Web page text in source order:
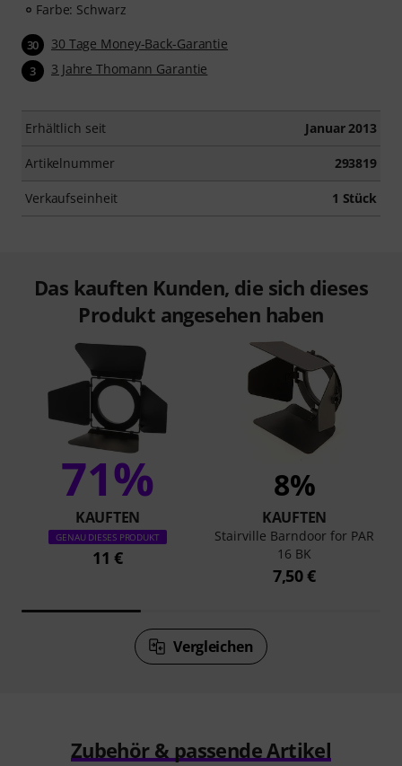
Farbe: Schwarz
30 30 Tage Money-Back-Garantie
3 3 Jahre Thomann Garantie
Erhältlich seit Januar 2013
Artikelnummer 293819
Verkaufseinheit 1 Stück
Das kauften Kunden, die sich dieses
Produkt angesehen haben
71%
KAUFTEN
GENAU DIESES PRODUKT
11 €
8%
KAUFTEN
Stairville Barndoor for PAR
16 BK
7,50 €
Vergleichen
Zubehör & passende Artikel